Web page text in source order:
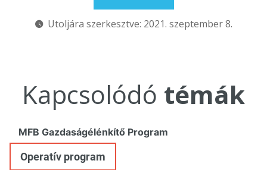
Utoljára szerkesztve: 2021. szeptember 8.
Kapcsolódó témák
MFB Gazdaságélénkítő Program
Operatív program